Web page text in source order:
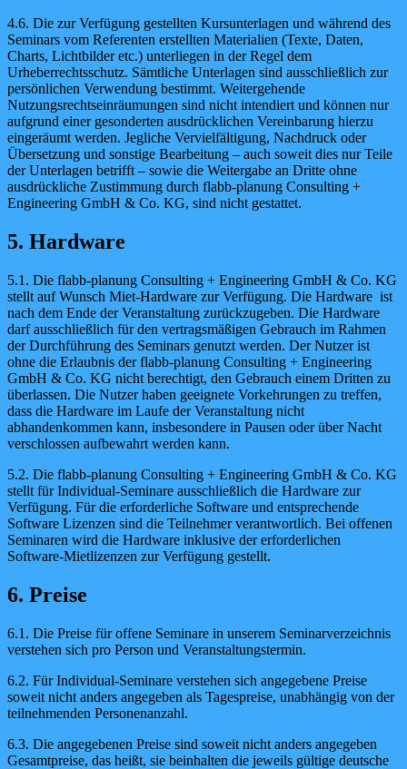
4.6. Die zur Verfügung gestellten Kursunterlagen und während des
Seminars vom Referenten erstellten Materialien (Texte, Daten,
Charts, Lichtbilder etc.) unterliegen in der Regel dem
Urheberrechtsschutz. Sämtliche Unterlagen sind ausschließlich zur
persönlichen Verwendung bestimmt. Weitergehende
Nutzungsrechtseinräumungen sind nicht intendiert und können nur
aufgrund einer gesonderten ausdrücklichen Vereinbarung hierzu
eingeräumt werden. Jegliche Vervielfältigung, Nachdruck oder
Übersetzung und sonstige Bearbeitung – auch soweit dies nur Teile
der Unterlagen betrifft – sowie die Weitergabe an Dritte ohne
ausdrückliche Zustimmung durch flabb-planung Consulting +
Engineering GmbH & Co. KG, sind nicht gestattet.
5. Hardware
5.1. Die flabb-planung Consulting + Engineering GmbH & Co. KG
stellt auf Wunsch Miet-Hardware zur Verfügung. Die Hardware ist
nach dem Ende der Veranstaltung zurückzugeben. Die Hardware
darf ausschließlich für den vertragsmäßigen Gebrauch im Rahmen
der Durchführung des Seminars genutzt werden. Der Nutzer ist
ohne die Erlaubnis der flabb-planung Consulting + Engineering
GmbH & Co. KG nicht berechtigt, den Gebrauch einem Dritten zu
überlassen. Die Nutzer haben geeignete Vorkehrungen zu treffen,
dass die Hardware im Laufe der Veranstaltung nicht
abhandenkommen kann, insbesondere in Pausen oder über Nacht
verschlossen aufbewahrt werden kann.
5.2. Die flabb-planung Consulting + Engineering GmbH & Co. KG
stellt für Individual-Seminare ausschließlich die Hardware zur
Verfügung. Für die erforderliche Software und entsprechende
Software Lizenzen sind die Teilnehmer verantwortlich. Bei offenen
Seminaren wird die Hardware inklusive der erforderlichen
Software-Mietlizenzen zur Verfügung gestellt.
6. Preise
6.1. Die Preise für offene Seminare in unserem Seminarverzeichnis
verstehen sich pro Person und Veranstaltungstermin.
6.2. Für Individual-Seminare verstehen sich angegebene Preise
soweit nicht anders angegeben als Tagespreise, unabhängig von der
teilnehmenden Personenanzahl.
6.3. Die angegebenen Preise sind soweit nicht anders angegeben
Gesamtpreise, das heißt, sie beinhalten die jeweils gültige deutsche